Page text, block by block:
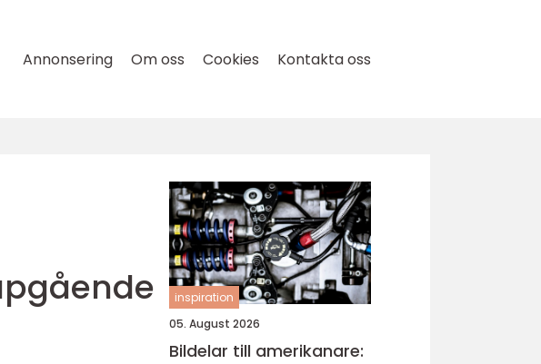
Annonsering Om oss Cookies Kontakta oss
inspiration
05. August 2026
Bildelar till amerikanare: